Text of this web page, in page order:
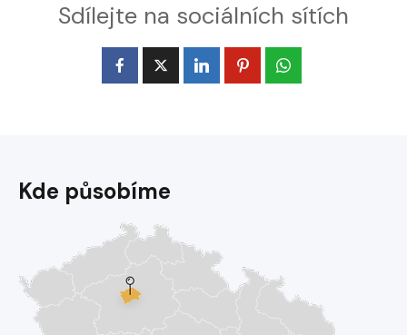
Sdílejte na sociálních sítích
Kde působíme